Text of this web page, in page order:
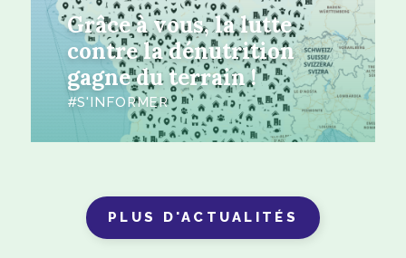
Grâce à vous, la lutte
contre la dénutrition
gagne du terrain !
S'INFORMER
PLUS D'ACTUALITÉS